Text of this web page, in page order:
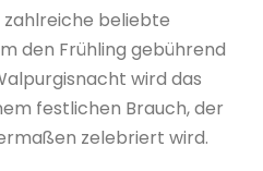
zahlreiche beliebte
den Frühling gebührend
wird das
festlichen Brauch, der
zelebriert wird.